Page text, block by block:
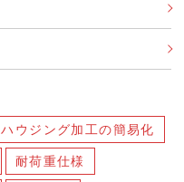
ハウジング加工の簡易化
耐荷重仕様